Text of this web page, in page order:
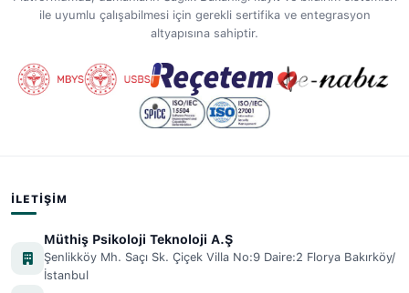
ile uyumlu çalışabilmesi için gerekli sertifika ve entegrasyon
altyapısına sahiptir.
İLETIŞIM
Müthiş Psikoloji Teknoloji A.Ş
Şenlikköy Mh. Saçı Sk. Çiçek Villa No:9 Daire:2 Florya Bakırköy/
İstanbul